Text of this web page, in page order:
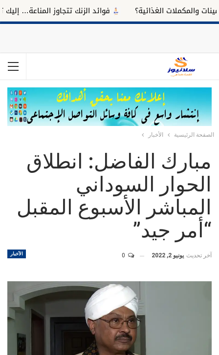
الغذائية؟ فوائد الزنك تتجاوز المناعة… إليك
الصفحة الرئيسية الأخبار
مبارك الفاضل: انطلاق
الحوار السوداني
المباشر الأسبوع المقبل
“أمر جيد”
الأخبار آخر تحديث يونيو 2, 2022